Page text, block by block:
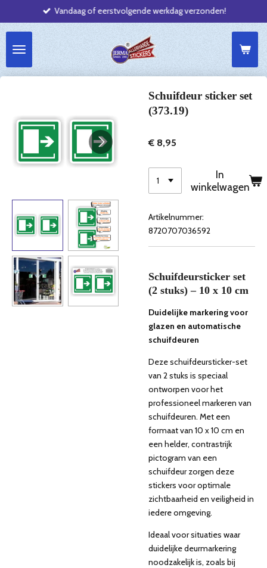
direct
de
hoofdinhoud
Vandaag of eerstvolgende werkdag verzonden!
Schuifdeur sticker set
(373.19)
€ 8,95
In
winkelwagen
Artikelnummer:
8720707036592
Schuifdeursticker set
(2 stuks) – 10 x 10 cm
Duidelijke markering voor
glazen en automatische
schuifdeuren
Deze schuifdeursticker-set
van 2 stuks is speciaal
ontworpen voor het
professioneel markeren van
schuifdeuren. Met een
formaat van 10 x 10 cm en
een helder, contrastrijk
pictogram van een
schuifdeur zorgen deze
stickers voor optimale
zichtbaarheid en veiligheid in
iedere omgeving.
Ideaal voor situaties waar
duidelijke deurmarkering
noodzakelijk is, zoals bij